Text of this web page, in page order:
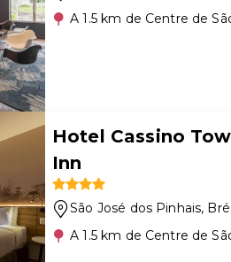
A 1.5 km de Centre de
Hotel Cassino
Inn
São José dos Pinhais,
A 1.5 km de Centre de